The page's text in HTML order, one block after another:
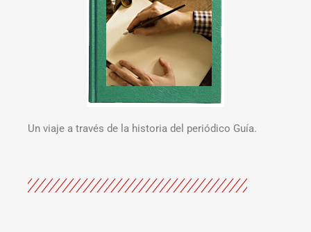
Un viaje a través de la historia del periódico Guía.